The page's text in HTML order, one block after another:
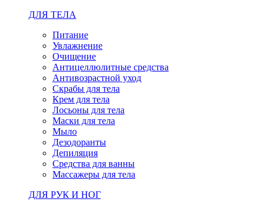
ДЛЯ ТЕЛА
Питание
Увлажнение
Очищение
Антицеллюлитные средства
Антивозрастной уход
Скрабы для тела
Крем для тела
Лосьоны для тела
Маски для тела
Мыло
Дезодоранты
Депиляция
Средства для ванны
Массажеры для тела
ДЛЯ РУК И НОГ